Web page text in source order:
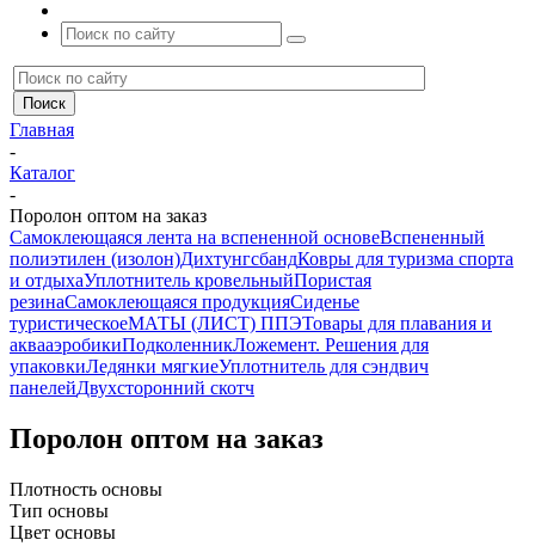
Главная
-
Каталог
-
Поролон оптом на заказ
Самоклеющаяся лента на вспененной основеВспененный
полиэтилен (изолон)ДихтунгсбандКовры для туризма спорта
и отдыхаУплотнитель кровельныйПористая
резинаСамоклеющаяся продукцияСиденье
туристическоеМАТЫ (ЛИСТ) ППЭТовары для плавания и
аквааэробикиПодколенникЛожемент. Решения для
упаковкиЛедянки мягкиеУплотнитель для сэндвич
панелейДвухсторонний скотч
Поролон оптом на заказ
Плотность основы
Тип основы
Цвет основы